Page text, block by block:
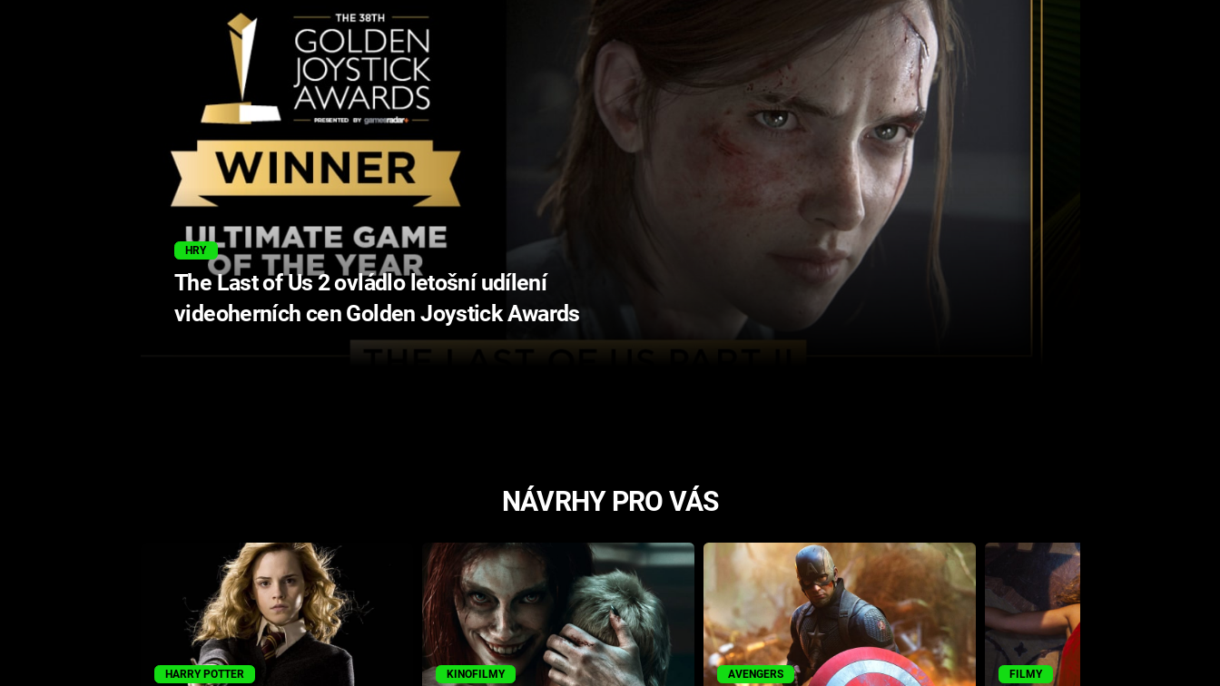
HRY
The Last of Us 2 ovládlo letošní udílení
videoherních cen Golden Joystick Awards
NÁVRHY PRO VÁS
HARRY POTTER KINOFILMY AVENGERS FILMY